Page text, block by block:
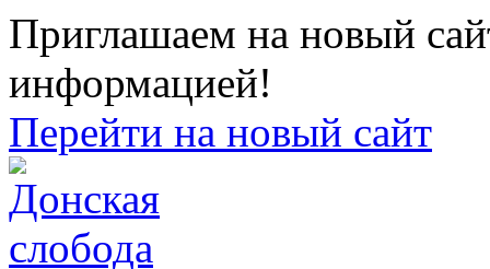
Приглашаем на новый
информацией!
Перейти на новый сайт